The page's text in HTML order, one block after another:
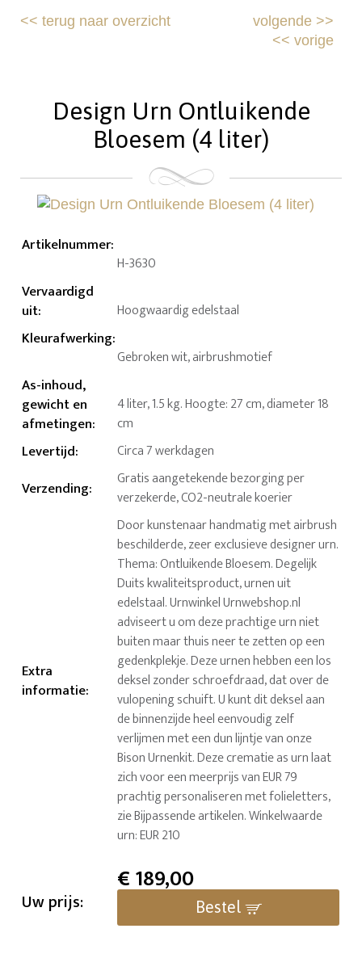
<<terug naar overzicht volgende>>
<< vorige
Design Urn Ontluikende
Bloesem (4 liter)
Artikelnummer:
H-3630
Vervaardigd
uit: Hoogwaardig edelstaal
Kleurafwerking:
Gebroken wit, airbrushmotief
As-inhoud,
gewicht en
afmetingen:
4 liter, 1.5 kg. Hoogte: 27 cm, diameter 18
cm
Levertijd: Circa 7 werkdagen
Verzending:
Gratis aangetekende bezorging per
verzekerde, CO2-neutrale koerier
Extra
informatie:
Door kunstenaar handmatig met airbrush
beschilderde, zeer exclusieve designer urn.
Thema: Ontluikende Bloesem. Degelijk
Duits kwaliteitsproduct, urnen uit
edelstaal. Urnwinkel Urnwebshop.nl
adviseert u om deze prachtige urn niet
buiten maar thuis neer te zetten op een
gedenkplekje. Deze urnen hebben een los
deksel zonder schroefdraad, dat over de
vulopening schuift. U kunt dit deksel aan
de binnenzijde heel eenvoudig zelf
verlijmen met een dun lijntje van onze
Bison Urnenkit. Deze crematie as urn laat
zich voor een meerprijs van EUR 79
prachtig personaliseren met folieletters,
zie Bijpassende artikelen. Winkelwaarde
urn: EUR 210
Uw prijs:
€189,00
Bestel